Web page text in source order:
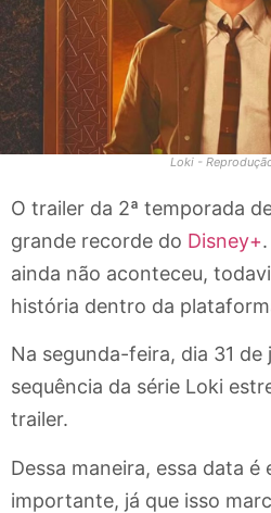
Loki -
O trailer da 2ª temporada
grande recorde do Disney+
ainda não aconteceu,
história dentro da
Na segunda-feira, dia 31 de
sequência da série Loki
trailer.
Dessa maneira, essa data
importante, já que isso